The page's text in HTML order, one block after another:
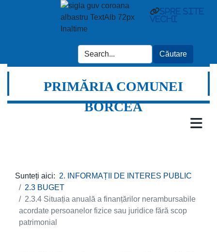
spre site
vechi
PRIMĂRIA COMUNEI
BORCEA
Sunteți aici: 2. INFORMAȚII DE INTERES PUBLIC
2.3 BUGET
2.3.4 Situația anuală a finanțărilor nerambursabile
acordate persoanelor fizice sau juridice fără scop
patrimonial